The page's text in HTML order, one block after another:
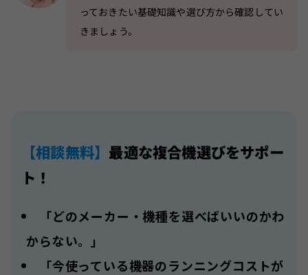
っておきたい基礎知識や選び方から確認してい
きましょう。
【相談無料】 最適な複合機選びをサポー
ト！
「どのメーカー・機種を選べばいいのかわ
からない。」
「今使っている機器のランニングコストが